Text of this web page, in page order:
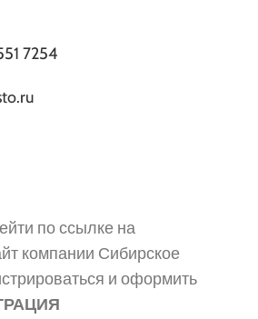
7254
по ссылке на
компании Сибирское
и оформить